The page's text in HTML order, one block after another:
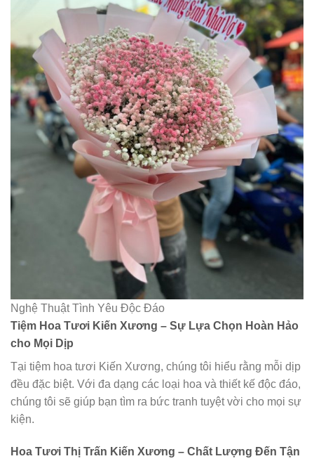
Nghệ Thuật Tình Yêu Độc Đáo
Tiệm Hoa Tươi Kiến Xương – Sự Lựa Chọn Hoàn Hảo
cho Mọi Dịp
Tại tiệm hoa tươi Kiến Xương, chúng tôi hiểu rằng mỗi dịp
đều đặc biệt. Với đa dạng các loại hoa và thiết kế độc đáo,
chúng tôi sẽ giúp bạn tìm ra bức tranh tuyệt vời cho mọi sự
kiện.
Hoa Tươi Thị Trấn Kiến Xương – Chất Lượng Đến Tận